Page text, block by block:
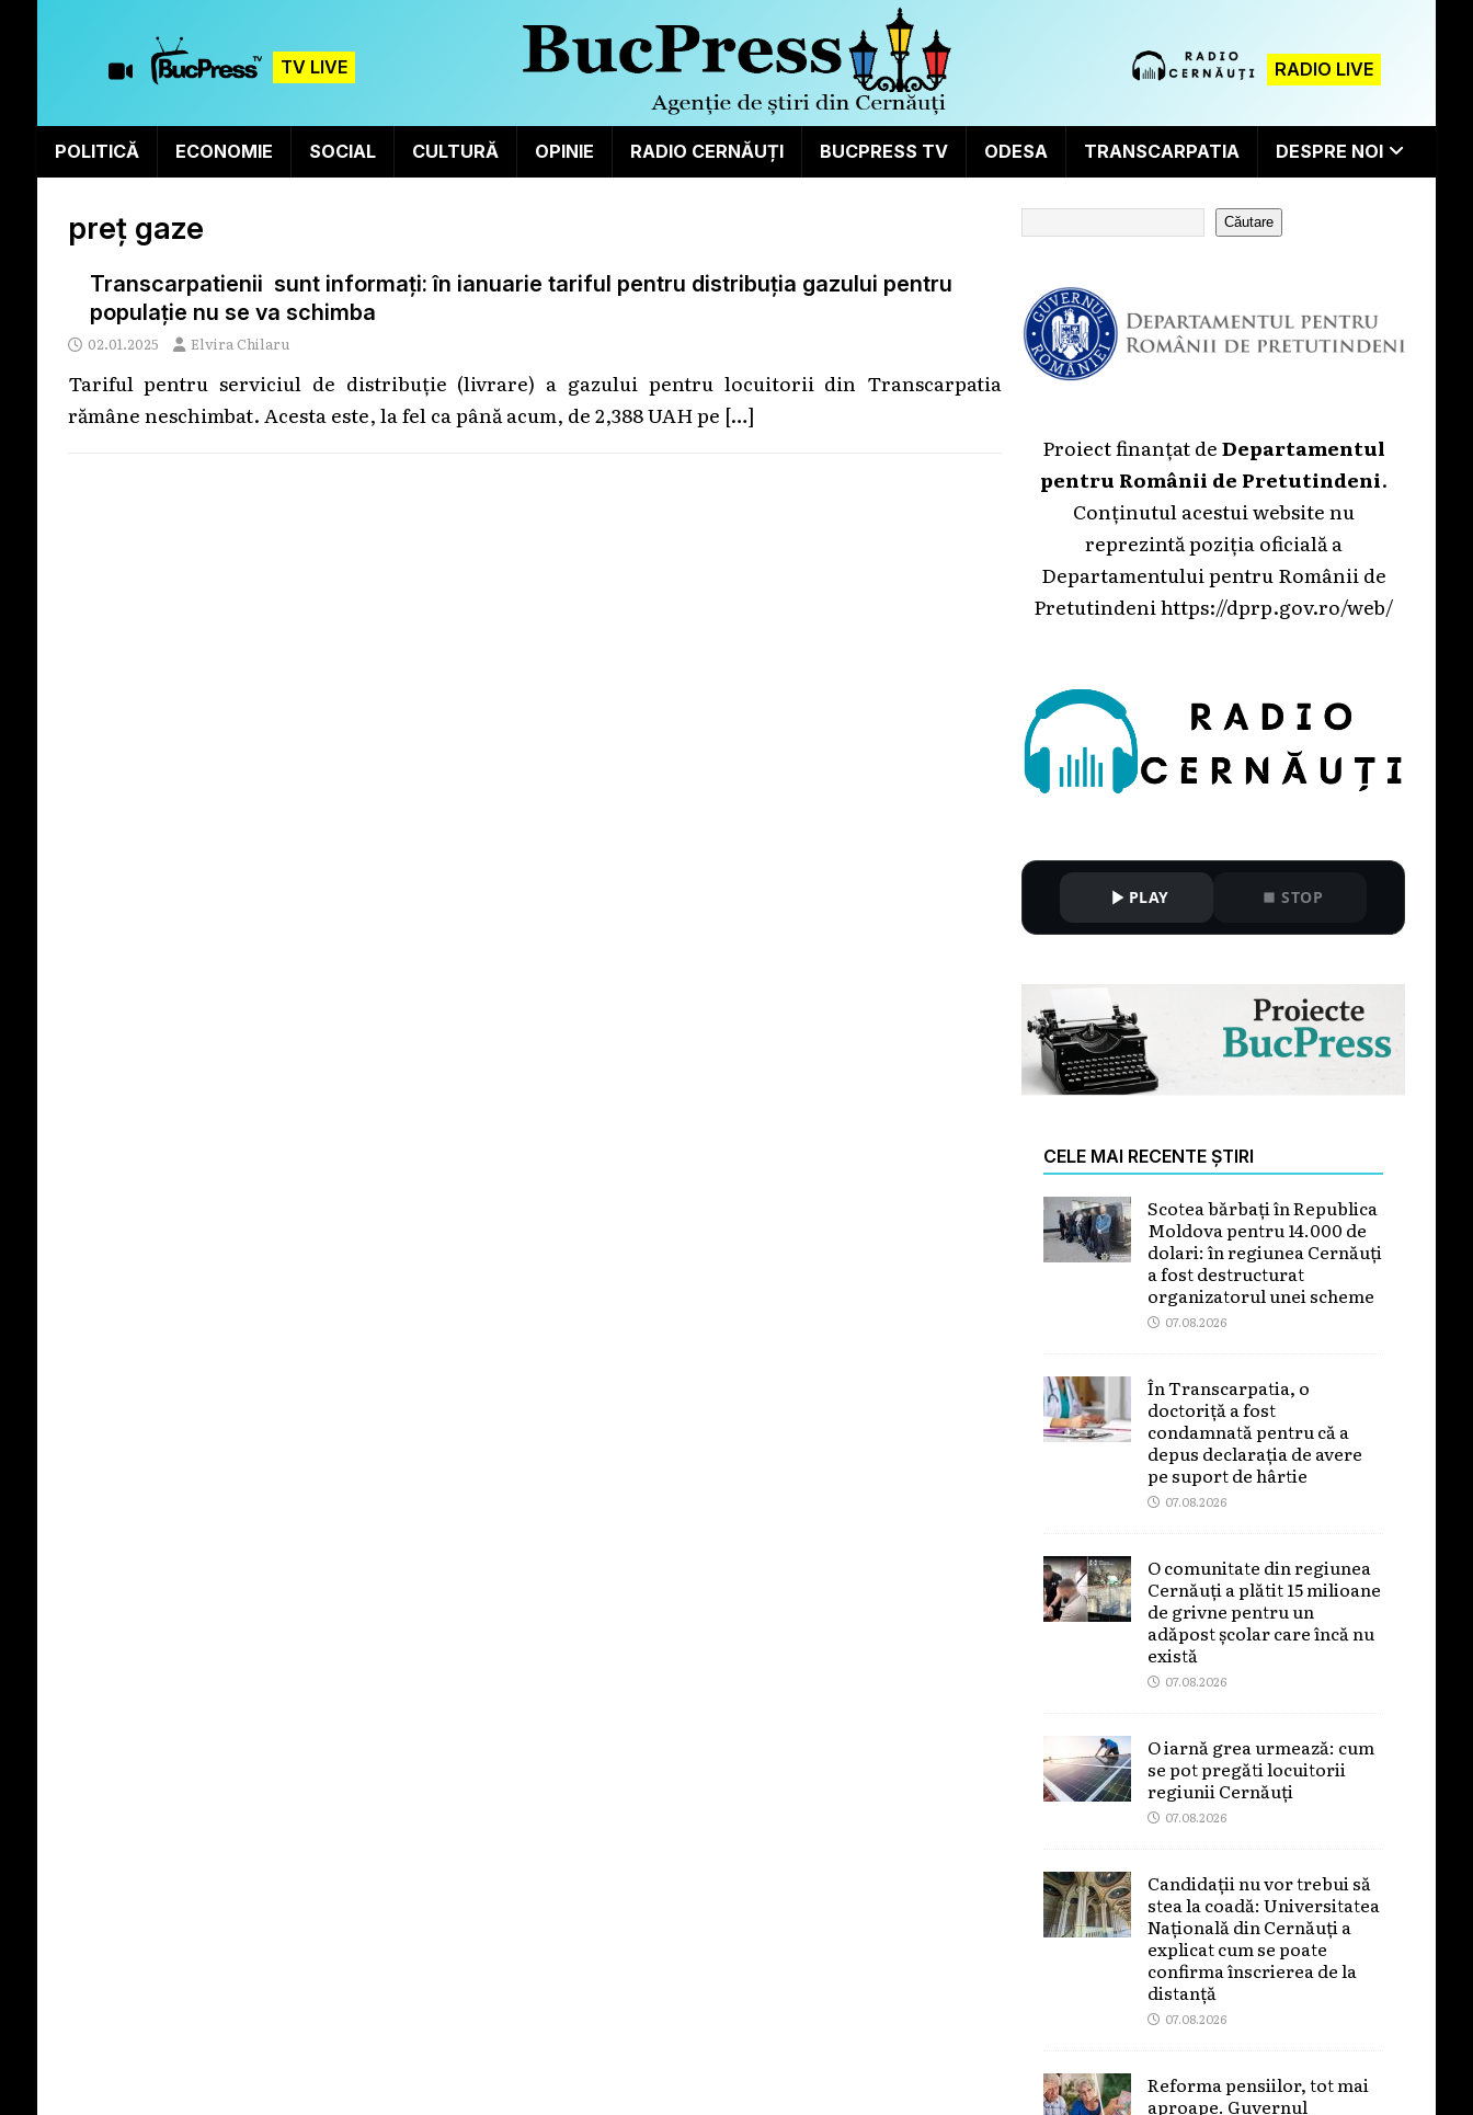
TV LIVE RADIO LIVE
POLITICĂ ECONOMIE SOCIAL CULTURĂ OPINIE RADIO CERNĂUȚI BUCPRESS TV ODESA TRANSCARPATIA DESPRE NOI
preț gaze
Transcarpatienii sunt informați: în ianuarie tariful pentru distribuția gazului pentru
populație nu se va schimba
02.01.2025 Elvira Chilaru
Tariful pentru serviciul de distribuție (livrare) a gazului pentru locuitorii din Transcarpatia
rămâne neschimbat. Acesta este, la fel ca până acum, de 2,388 UAH pe […]
Căutare
Proiect finanțat deDepartamentul
pentru Românii de Pretutindeni.
Conținutul acestui website nu
reprezintă poziția oficială a
Departamentului pentru Românii de
Pretutindenihttps://dprp.gov.ro/web/
PLAY STOP
CELE MAI RECENTE ȘTIRI
Scotea bărbați în Republica
Moldova pentru 14.000 de
dolari: în regiunea Cernăuți
a fost destructurat
organizatorul unei scheme
07.08.2026
În Transcarpatia, o
doctoriță a fost
condamnată pentru că a
depus declarația de avere
pe suport de hârtie
07.08.2026
O comunitate din regiunea
Cernăuți a plătit 15 milioane
de grivne pentru un
adăpost școlar care încă nu
există
07.08.2026
O iarnă grea urmează: cum
se pot pregăti locuitorii
regiunii Cernăuți
07.08.2026
Candidații nu vor trebui să
stea la coadă: Universitatea
Națională din Cernăuți a
explicat cum se poate
confirma înscrierea de la
distanță
07.08.2026
Reforma pensiilor, tot mai
aproape. Guvernul